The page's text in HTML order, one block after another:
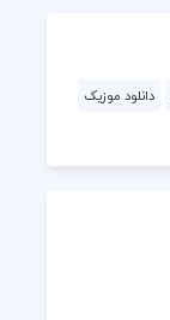
دانلود موزیک